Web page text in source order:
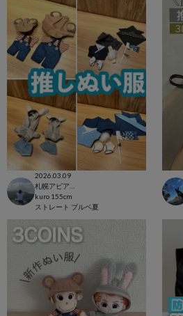
2026.03.09
kuro 155cm
ストレート ブルベ夏